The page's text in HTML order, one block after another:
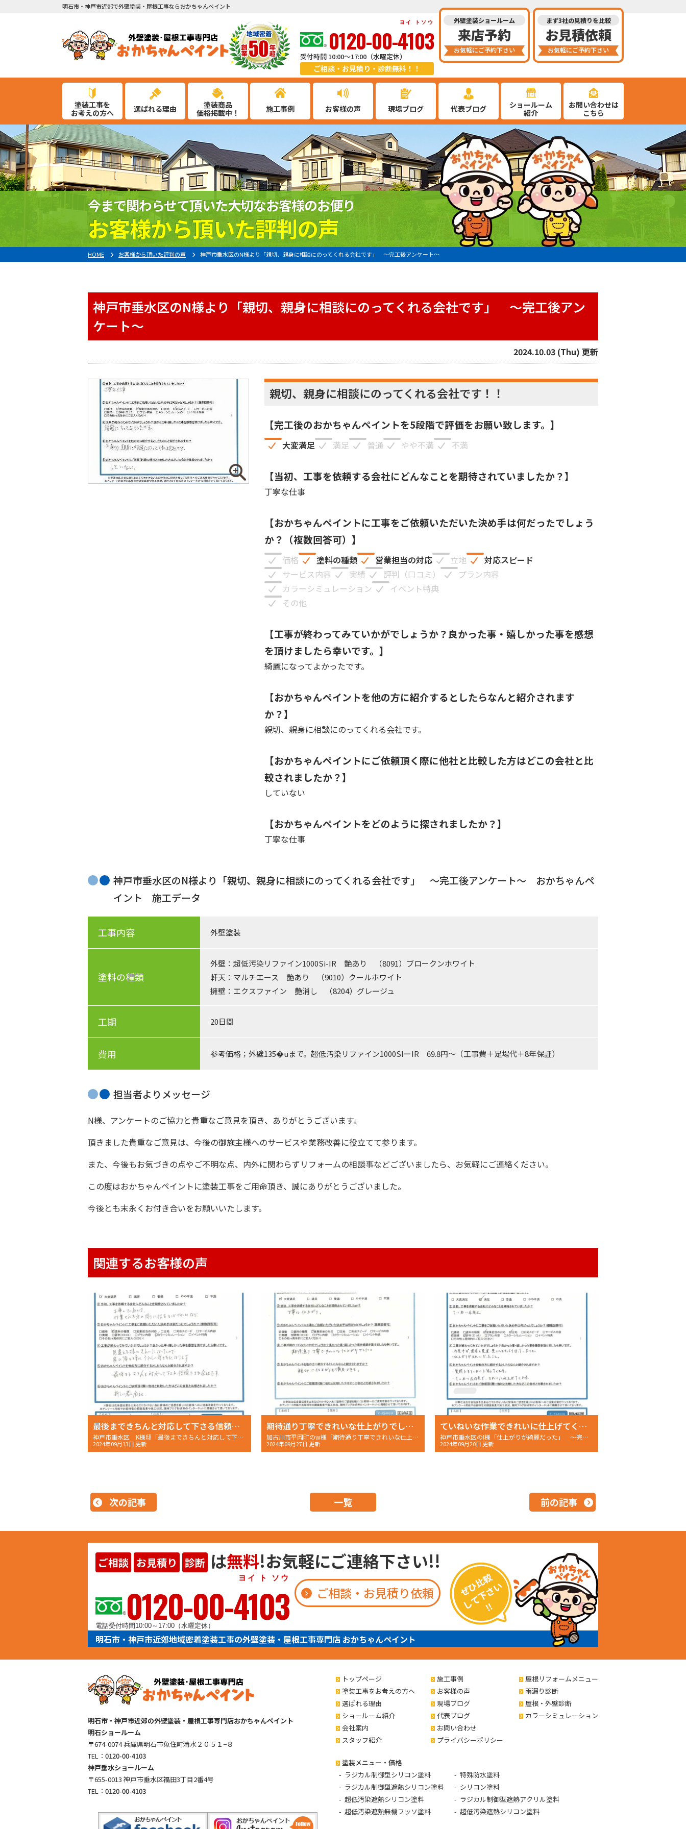
明石市・神戸市近郊で外壁塗装・屋根工事ならおかちゃんペイント
0120-00-4103
ヨイ トソウ
受付時間 10:00～17:00（水曜定休）
ご相談・お見積り・診断無料！！
外壁塗装ショールーム
来店予約
お気軽にご予約下さい
まず3社の見積りを比較
お見積依頼
お気軽にご予約下さい
塗装工事を
お考えの方へ
選ばれる理由
塗装商品
価格掲載中！
施工事例 お客様の声 現場ブログ 代表ブログ
ショールーム
紹介
お問い合わせは
こちら
今まで関わらせて頂いた大切なお客様のお便り
お客様から頂いた評判の声
HOME お客様から頂いた評判の声 神戸市垂水区のN様より「親切、親身に相談にのってくれる会社です」 〜完工後アンケート〜
神戸市垂水区のN様より「親切、親身に相談にのってくれる会社です」 〜完工後アン
ケート〜
2024.10.03 (Thu) 更新
親切、親身に相談にのってくれる会社です！！
【完工後のおかちゃんペイントを5段階で評価をお願い致します。】
大変満足 満足 普通 やや不満 不満
【当初、工事を依頼する会社にどんなことを期待されていましたか？】
丁寧な仕事
【おかちゃんペイントに工事をご依頼いただいた決め手は何だったでしょう
か？（複数回答可）】
価格 塗料の種類 営業担当の対応 立地
対応スピード
サービス内容
実績 評判（口コミ）
プラン内容
カラーシミュレーション
イベント特典
その他
【工事が終わってみていかがでしょうか？良かった事・嬉しかった事を感想
を頂けましたら幸いです。】
綺麗になってよかったです。
【おかちゃんペイントを他の方に紹介するとしたらなんと紹介されます
か？】
親切、親身に相談にのってくれる会社です。
【おかちゃんペイントにご依頼頂く際に他社と比較した方はどこの会社と比
較されましたか？】
していない
【おかちゃんペイントをどのように探されましたか？】
丁寧な仕事
神戸市垂水区のN様より「親切、親身に相談にのってくれる会社です」 〜完工後アンケート〜 おかちゃんペ
イント 施工データ
工事内容 外壁塗装
塗料の種類
外壁：超低汚染リファイン1000Si-IR 艶あり （8091）ブロークンホワイト
軒天：マルチエース 艶あり （9010）クールホワイト
擁壁：エクスファイン 艶消し （8204）グレージュ
工期 20日間
費用 参考価格；外壁135�uまで。超低汚染リファイン1000SIーIR 69.8円〜（工事費＋足場代＋8年保証）
担当者よりメッセージ
N様、アンケートのご協力と貴重なご意見を頂き、ありがとうございます。
頂きました貴重なご意見は、今後の御施主様へのサービスや業務改善に役立てて参ります。
また、今後もお気づきの点やご不明な点、内外に関わらずリフォームの相談事などございましたら、お気軽にご連絡ください。
この度はおかちゃんペイントに塗装工事をご用命頂き、誠にありがとうございました。
今後とも末永くお付き合いをお願いいたします。
関連するお客様の声
最後まできちんと対応して下さる信頼できる会社です
神戸市垂水区 K様邸「最後まできちんと対応して下さる信頼できる会社です」〜完工後アンケート〜
2024年09月13日 更新
期待通り丁寧できれいな仕上がりでした。
加古川市平岡町のw様「期待通り丁寧できれいな仕上がりでした」〜完工後アンケート〜
2024年09月27日 更新
ていねいな作業できれいに仕上げてくれる
神戸市垂水区のI様「仕上がりが綺麗だった」 〜完工後アンケート〜
2024年09月20日 更新
前の記事
一覧
次の記事
ご相談 お見積り 診断 は無料!お気軽にご連絡下さい!!
0120-00-4103
ヨイ ト ソウ
電話受付時間10:00～17:00（水曜定休）
ご相談・お見積り依頼
明石市・神戸市近郊地域密着塗装工事の外壁塗装・屋根工事専門店 おかちゃんペイント
明石市・神戸市近郊の外壁塗装・屋根工事専門店おかちゃんペイント
明石ショールーム
〒674-0074 兵庫県明石市魚住町清水２０５１−８
TEL： 0120-00-4103
神戸垂水ショールーム
〒655-0013 神戸市垂水区福田3丁目2番4号
TEL： 0120-00-4103
トップページ
塗装工事をお考えの方へ
選ばれる理由
ショールーム紹介
会社案内
スタッフ紹介
施工事例
お客様の声
現場ブログ
代表ブログ
お問い合わせ
プライバシーポリシー
屋根リフォームメニュー
雨漏り診断
屋根・外壁診断
カラーシミュレーション
塗装メニュー・価格
ラジカル制御型シリコン塗料
ラジカル制御型遮熱シリコン塗料
超低汚染遮熱シリコン塗料
超低汚染遮熱無機フッソ塗料
特殊防水塗料
シリコン塗料
ラジカル制御型遮熱アクリル塗料
超低汚染遮熱シリコン塗料